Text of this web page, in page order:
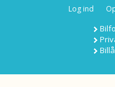
Log ind